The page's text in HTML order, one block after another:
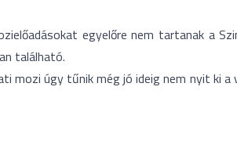
egyelőre nem tartanak a
található.
úgy tűnik még jó ideig nem nyit ki a